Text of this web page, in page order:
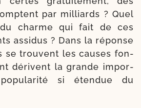
par mil­liards ? Quel
charme qui fait de ces
assi­dus ? Dans la réponse
se trouvent les causes fon­
dérivent la grande impor­
si éten­due du